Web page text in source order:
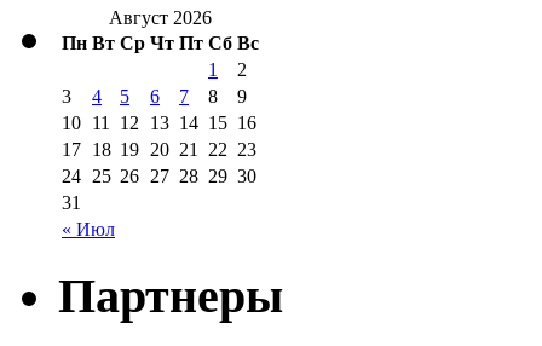
Август 2026
Пн Вт Ср Чт Пт Сб Вс
« Июл
1
2
3
4 5 6 7 8
9
10 11 12 13 14 15 16
17 18 19 20 21 22 23
24 25 26 27 28 29 30
31
Партнеры